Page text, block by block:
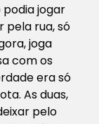
podia jogar
pela rua, só
joga
com os
era só
As duas,
pelo